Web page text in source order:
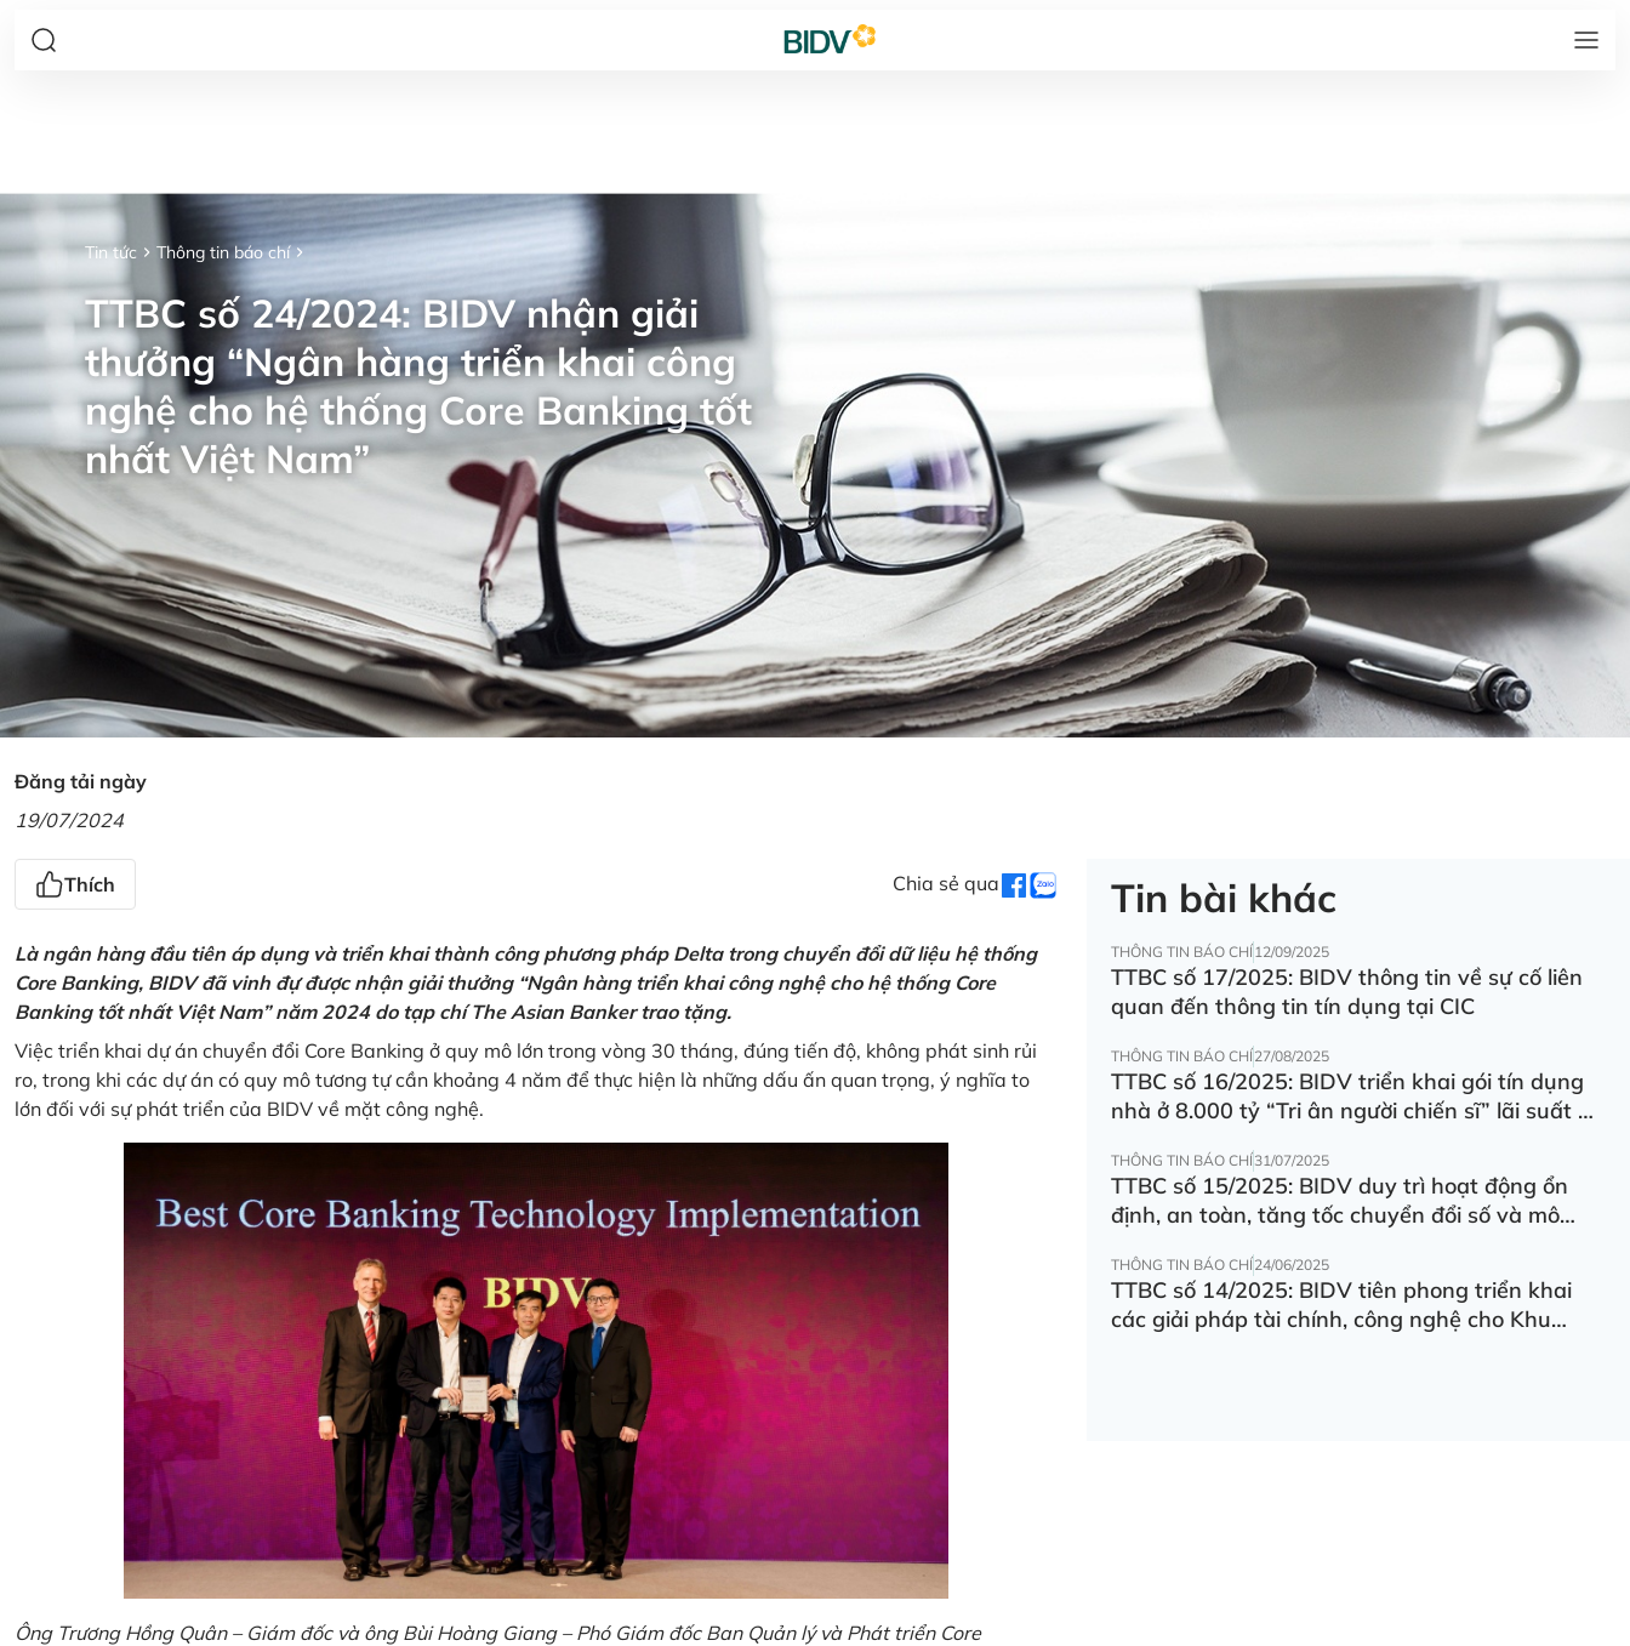
Tin tức Thông tin báo chí
TTBC số 24/2024: BIDV nhận giải
thưởng “Ngân hàng triển khai công
nghệ cho hệ thống Core Banking tốt
nhất Việt Nam”
Đăng tải ngày
19/07/2024
Thích Chia sẻ qua
Là ngân hàng đầu tiên áp dụng và triển khai thành công phương pháp Delta trong chuyển đổi dữ liệu hệ thống
Core Banking, BIDV đã vinh đự được nhận giải thưởng “Ngân hàng triển khai công nghệ cho hệ thống Core
Banking tốt nhất Việt Nam” năm 2024 do tạp chí The Asian Banker trao tặng.
Việc triển khai dự án chuyển đổi Core Banking ở quy mô lớn trong vòng 30 tháng, đúng tiến độ, không phát sinh rủi
ro, trong khi các dự án có quy mô tương tự cần khoảng 4 năm để thực hiện là những dấu ấn quan trọng, ý nghĩa to
lớn đối với sự phát triển của BIDV về mặt công nghệ.
Ông Trương Hồng Quân – Giám đốc và ông Bùi Hoàng Giang – Phó Giám đốc Ban Quản lý và Phát triển Core
Tin bài khác
THÔNG TIN BÁO CHÍ12/09/2025
TTBC số 17/2025: BIDV thông tin về sự cố liên
quan đến thông tin tín dụng tại CIC
THÔNG TIN BÁO CHÍ27/08/2025
TTBC số 16/2025: BIDV triển khai gói tín dụng
nhà ở 8.000 tỷ “Tri ân người chiến sĩ” lãi suất ưu
THÔNG TIN BÁO CHÍ31/07/2025
TTBC số 15/2025: BIDV duy trì hoạt động ổn
định, an toàn, tăng tốc chuyển đổi số và mô
THÔNG TIN BÁO CHÍ24/06/2025
TTBC số 14/2025: BIDV tiên phong triển khai
các giải pháp tài chính, công nghệ cho Khu